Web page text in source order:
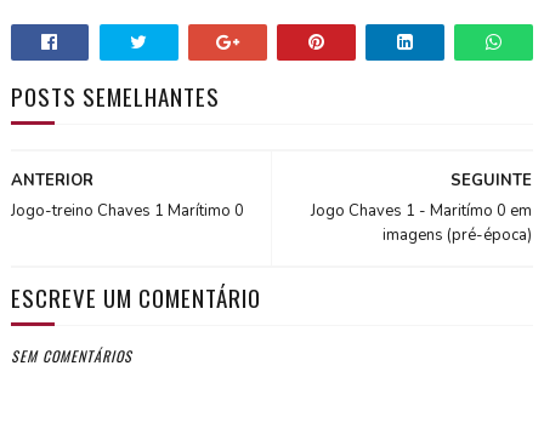
POSTS SEMELHANTES
SEGUINTE
Jogo Chaves 1 - Maritímo 0 em
imagens (pré-época)
ANTERIOR
Jogo-treino Chaves 1 Marítimo 0
ESCREVE UM COMENTÁRIO
SEM COMENTÁRIOS